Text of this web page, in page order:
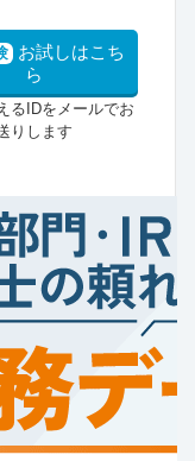
お試しはこち
ら
るIDをメールでお
りします